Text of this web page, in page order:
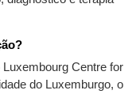
Centre for
do Luxemburgo, o